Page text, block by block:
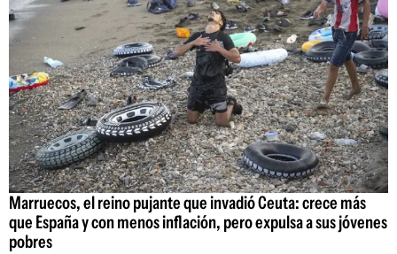
Marruecos, el reino pujante que invadió Ceuta: crece más
que España y con menos inflación, pero expulsa a sus jóvenes
pobres